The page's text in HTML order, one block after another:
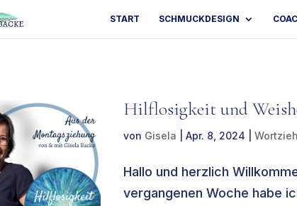
START SCHMUCKDESIGN
Hilflosigkeit und
von Gisela |Apr. 8, 2024 |
Hallo und herzlich
vergangenen Woche habe